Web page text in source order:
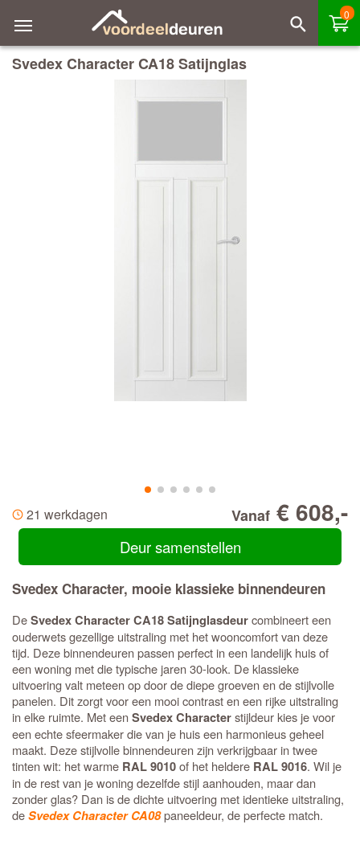
0
Svedex Character CA18 Satijnglas
21 werkdagen Vanaf € 608,-
Deur samenstellen
Svedex Character, mooie klassieke binnendeuren
DeSvedex Character CA18 Satijnglasdeurcombineert een
ouderwets gezellige uitstraling met het wooncomfort van deze
tijd. Deze binnendeuren passen perfect in een landelijk huis of
een woning met die typische jaren 30-look. De klassieke
uitvoering valt meteen op door de diepe groeven en de stijlvolle
panelen. Dit zorgt voor een mooi contrast en een rijke uitstraling
in elke ruimte. Met eenSvedex Characterstijldeur kies je voor
een echte sfeermaker die van je huis een harmonieus geheel
maakt. Deze stijlvolle binnendeuren zijn verkrijgbaar in twee
tinten wit: het warme RAL 9010of het heldere RAL 9016. Wil je
in de rest van je woning dezelfde stijl aanhouden, maar dan
zonder glas? Dan is de dichte uitvoering met identieke uitstraling,
deSvedex Character CA08paneeldeur, de perfecte match.